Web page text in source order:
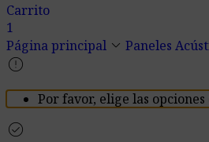
Carrito
1
Página principal keyboard_arrow_down Paneles
error
Por favor, elige las
check_circle